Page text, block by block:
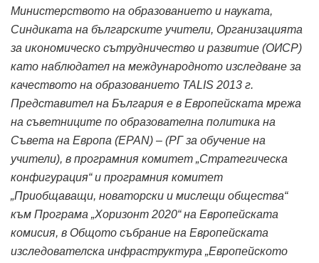
Министерството на образованието и науката,
Синдиката на българските учители, Организацията
за икономическо сътрудничество и развитие (ОИСР)
като наблюдател на международното изследване за
качеството на образованието TALIS 2013 г.
Представител на България е в Европейската мрежа
на съветниците по образователна политика на
Съвета на Европа (EPAN) – (РГ за обучение на
учители), в програмния комитет „Стратегическа
конфигурация“ и програмния комитет
„Приобщаващи, новаторски и мислещи общества“
към Програма „Хоризонт 2020“ на Европейската
комисия, в Общото събрание на Европейската
изследователска инфраструктура „Европейското